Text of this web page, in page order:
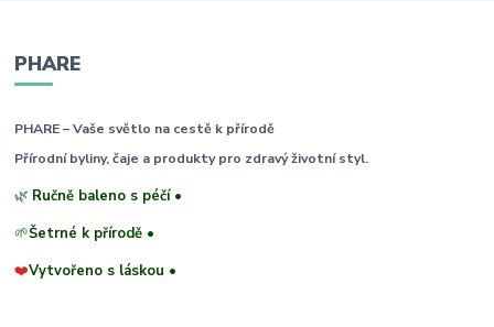
PHARE
PHARE – Vaše světlo na cestě k přírodě
Přírodní byliny, čaje a produkty pro zdravý životní styl.
🌿 Ručně baleno s péčí •
🌱Šetrné k přírodě •
❤️Vytvořeno s láskou •